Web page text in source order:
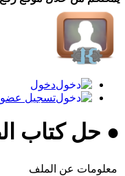
دخول
تسجيل
● حل كتاب
معلومات عن الملف